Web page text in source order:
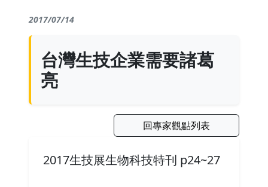
2017/07/14
台灣生技企業需要諸葛
亮
回專家觀點列表
2017生技展生物科技特刊 p24~27